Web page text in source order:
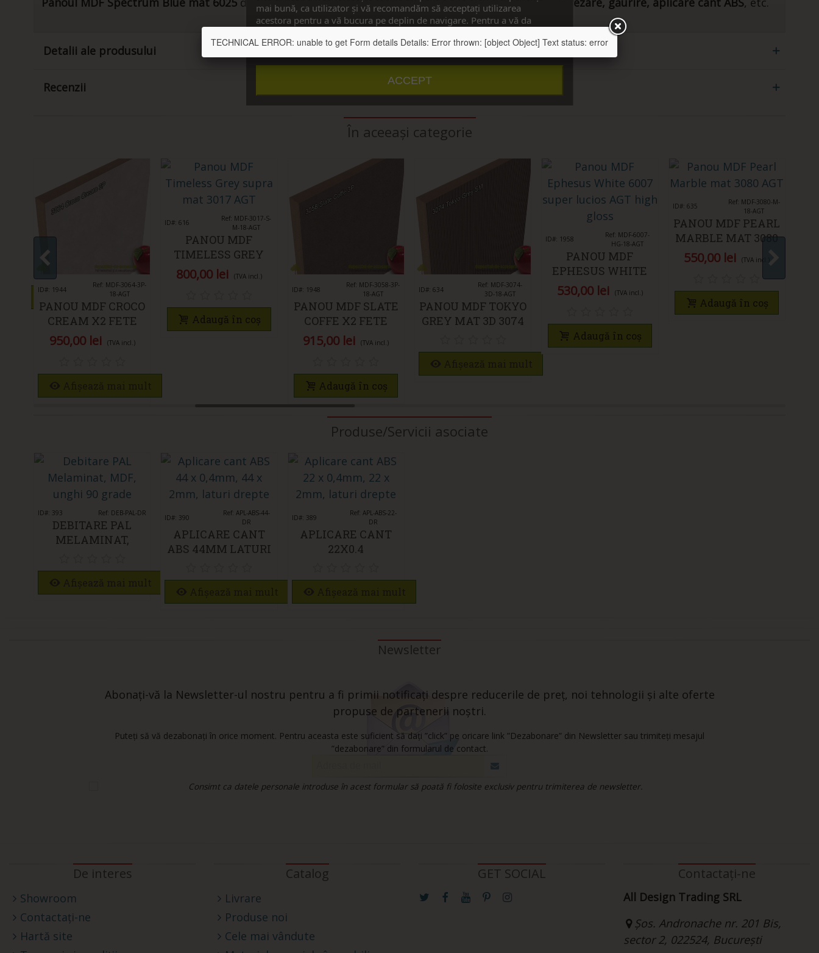
Detalii ale produsului
Recenzii
În aceeași categorie
Îmi place
ID#: 1944
Ref: MDF-3064-3P-
18-AGT
PANOU MDF CROCO
CREAM X2 FETE
3064 3P AGT SUPER
MAT
950,00 lei (TVA incl.)
Îmi place
ID#: 616
Ref: MDF-3017-S-
M-18-AGT
PANOU MDF
TIMELESS GREY
SUPRA MAT 3017
AGT
800,00 lei (TVA incl.)
Adaugă în coș
Îmi place
ID#: 1948
Ref: MDF-3058-3P-
18-AGT
PANOU MDF SLATE
COFFE X2 FETE
3058 3P AGT SUPER
MAT
915,00 lei (TVA incl.)
Adaugă în coș
Îmi place
ID#: 634
Ref: MDF-3074-
3D-18-AGT
PANOU MDF TOKYO
GREY MAT 3D 3074
Îmi place
ID#: 1958
Ref: MDF-6007-
HG-18-AGT
PANOU MDF
EPHESUS WHITE
6007 SUPER LUCIOS
AGT HIGH GLOSS
530,00 lei (TVA incl.)
Adaugă în coș
Îmi place
ID#: 635
Ref: MDF-3080-M-
18-AGT
PANOU MDF PEARL
MARBLE MAT 3080
AGT
550,00 lei (TVA incl.)
Adaugă în coș
Produse/Servicii asociate
Îmi place
ID#: 393 Ref: DEB-PAL-DR
DEBITARE PAL
MELAMINAT,
UNGHI 90 GRADE
Îmi place
ID#: 390
Ref: APL-ABS-44-
DR
APLICARE CANT
ABS 44MM LATURI
Îmi place
ID#: 389
Ref: APL-ABS-22-
DR
APLICARE CANT
22X0.4
mai bună, ca utilizator și vă recomandăm să acceptați utilizarea
acestora pentru a vă bucura pe deplin de navigare. Pentru a vă da
Vreau detalii Personalizați cookie-urile
ACCEPT
Newsletter
Abonați-vă la Newsletter-ul nostru pentru a fi primii notificați despre reducerile de preț, noi tehnologii și alte oferte
propuse de partenerii noștri.
Puteți să vă dezabonați în orice moment. Pentru aceasta este suficient să dați ”click” pe oricare link ”Dezabonare” din Newsletter sau trimiteți mesajul
”dezabonare” din formularul de contact.
Consimt ca datele personale introduse în acest formular să poată fi folosite exclusiv pentru trimiterea de newsletter.
De interes
Showroom
Contactați-ne
Hartă site
Catalog
Livrare
Produse noi
Cele mai vândute
GET SOCIAL Contactați-ne
All Design Trading SRL
Șos. Andronache nr. 201 Bis,
sector 2, 022524, București
TECHNICAL ERROR: unable to get Form details Details: Error thrown: [object Object] Text status: error